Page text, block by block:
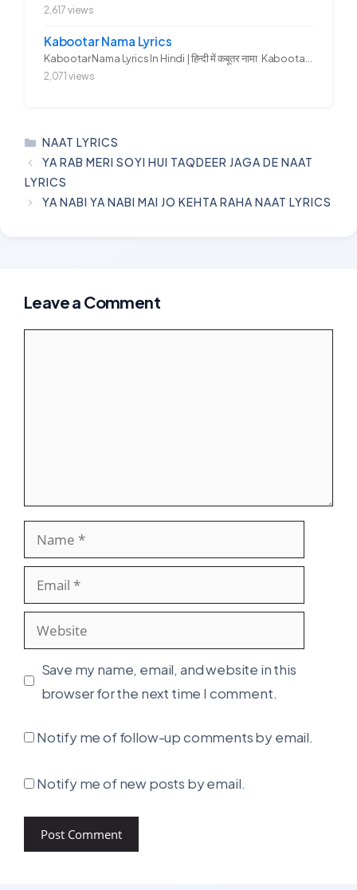
2,617 views
Kabootar Nama Lyrics
2,071 views
CATEGORIES
NAAT LYRICS
YA RAB MERI SOYI HUI TAQDEER JAGA DE NAAT
LYRICS
YA NABI YA NABI MAI JO KEHTA RAHA NAAT LYRICS
Leave a Comment
Name
Email
Website
Save my name, email, and website in this
browser for the next time I comment.
Notify me of follow-up comments by email.
Notify me of new posts by email.